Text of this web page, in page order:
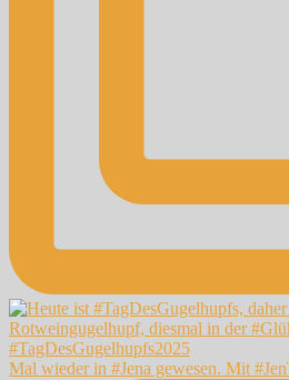
Mal wieder in #Jena gewesen. Mit